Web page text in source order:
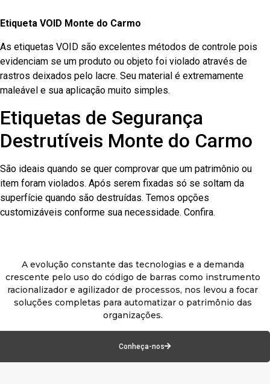
Etiqueta VOID Monte do Carmo
As etiquetas VOID são excelentes métodos de controle pois
evidenciam se um produto ou objeto foi violado através de
rastros deixados pelo lacre. Seu material é extremamente
maleável e sua aplicação muito simples.
Etiquetas de Segurança
Destrutíveis Monte do Carmo
São ideais quando se quer comprovar que um patrimônio ou
item foram violados. Após serem fixadas só se soltam da
superfície quando são destruídas. Temos opções
customizáveis conforme sua necessidade. Confira.
A evolução constante das tecnologias e a demanda
crescente pelo uso do código de barras como instrumento
racionalizador e agilizador de processos, nos levou a focar
soluções completas para automatizar o patrimônio das
organizações.
Conheça-nos